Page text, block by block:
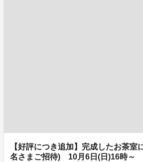
【好評につき追加】完成したお茶室
名さまご招待) 10月6日(日)16時～